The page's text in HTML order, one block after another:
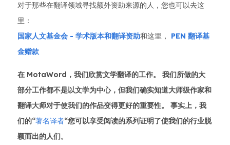
对于那些在翻译领域寻找额外资助来源的人，您也可以去这
里：
国家人文基金会 - 学术版本和翻译资助和这里，
PEN 翻译基
金赠款
在 MotaWord，我们欣赏文学翻译的工作。 我们所做的大
部分工作都不是以文学为中心，但我们确实知道大师级作家和
翻译大师对于使我们的作品变得更好的重要性。 事实上，我
们的“著名译者“您可以享受阅读的系列证明了使我们的行业脱
颖而出的人们。